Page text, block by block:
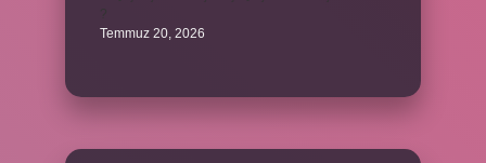
Temmuz 20, 2026